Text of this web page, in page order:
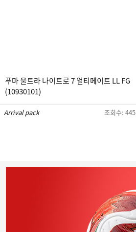
푸마 울트라 나이트로 7 얼티메이트 LL FG
(10930101)
Arrival pack 조회수: 445